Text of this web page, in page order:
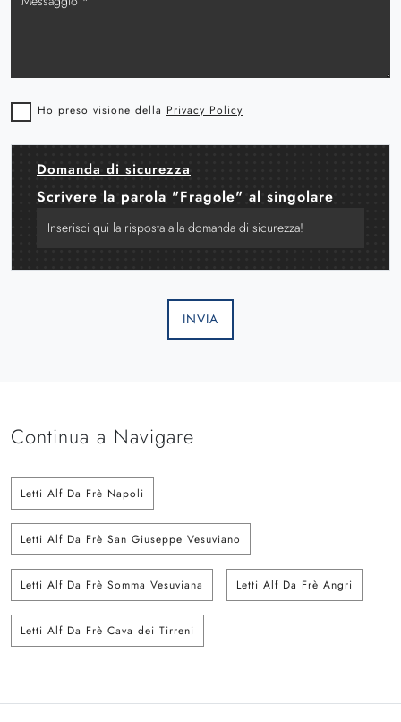
Ho preso visione della Privacy Policy
Domanda di sicurezza
Scrivere la parola "Fragole" al singolare
INVIA
Continua a Navigare
Letti Alf Da Frè Napoli
Letti Alf Da Frè San Giuseppe Vesuviano
Letti Alf Da Frè Somma Vesuviana Letti Alf Da Frè Angri
Letti Alf Da Frè Cava dei Tirreni